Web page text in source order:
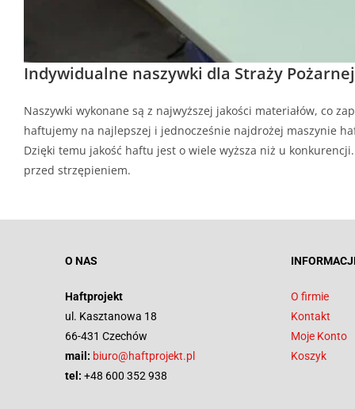
Indywidualne naszywki dla Straży
Naszywki wykonane są z najwyższej jakości materiałów, co
haftujemy na najlepszej i jednocześnie najdrożej maszynie
Dzięki temu jakość haftu jest o wiele wyższa niż u
przed strzępieniem.
O NAS
Haftprojekt
ul. Kasztanowa 18
66-431 Czechów
mail: biuro@haftprojekt.pl
tel: +48 600 352 938
O firmie
Kontakt
Moje Konto
Koszyk